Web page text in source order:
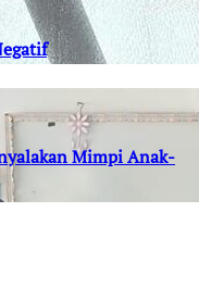
Mimpi Anak-